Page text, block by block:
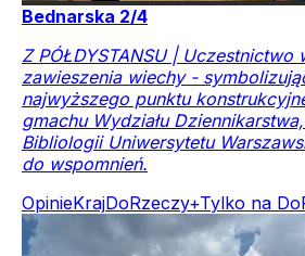
Bednarska 2/4
Z PÓŁDYSTANSU | Uczestnictwo
zawieszenia wiechy -
najwyższego punktu
gmachu Wydziału
Bibliologii Uniwersytetu
do wspomnień.
OpinieKrajDoRzeczy+Tylko na